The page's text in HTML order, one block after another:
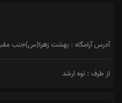
آدرس آرامگاه : بهشت زهرا(س)جنب
از طرف : نوه ارشد